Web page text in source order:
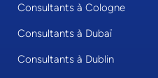
Consultants à Cologne
Consultants à Dubaï
Consultants à Dublin